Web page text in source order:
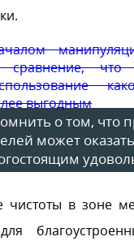
о том, что
может
чистоты в зоне